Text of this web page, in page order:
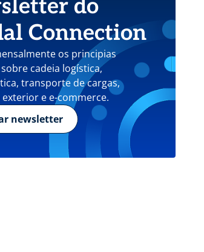
do
Connection
os principias
cadeia logística,
transporte de cargas,
e e-commerce.
newsletter